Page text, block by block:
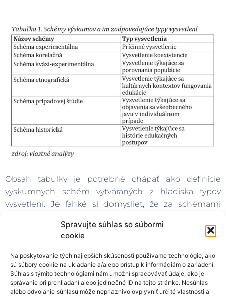
Spravujte súhlas so súbormi
cookie
Na poskytovanie tých najlepších skúseností používame technológie, ako
sú súbory cookie na ukladanie a/alebo prístup k informáciám o zariadení.
Súhlas s týmito technológiami nám umožní spracovávať údaje, ako je
správanie pri prehliadaní alebo jedinečné ID na tejto stránke. Nesúhlas
alebo odvolanie súhlasu môže nepriaznivo ovplyvniť určité vlastnosti a
Obsah tabuľky je potrebné chápať ako definície
výskumných schém vytváraných z hľadiska typov
vysvetlení. Je ľahké si domyslieť, že za schémami
edukačnej reality. Takže teraz som predstavil ich
zredukované chápanie. Je tiež potrebné poznamenať,
že prvé tri schémy z tabuľky 1 sú používané na výskum
objektívneho rozmeru edukačnej praxe, zatiaľ čo
nasledujúce na výskum subjektívneho rozmeru.